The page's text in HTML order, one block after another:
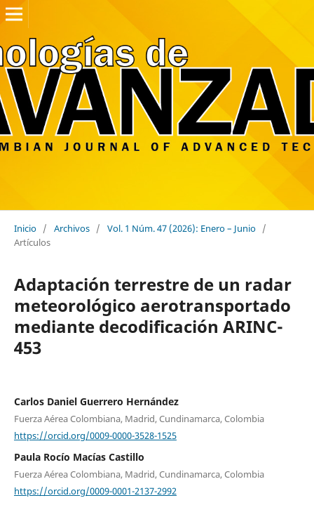
Inicio / Archivos / Vol. 1 Núm. 47 (2026): Enero – Junio /
Artículos
Adaptación terrestre de un radar
meteorológico aerotransportado
mediante decodificación ARINC-
453
Carlos Daniel Guerrero Hernández
Fuerza Aérea Colombiana, Madrid, Cundinamarca, Colombia
https://orcid.org/0009-0000-3528-1525
Paula Rocío Macías Castillo
Fuerza Aérea Colombiana, Madrid, Cundinamarca, Colombia
https://orcid.org/0009-0001-2137-2992